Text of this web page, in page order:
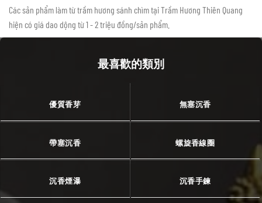
Các sản phẩm làm từ trầm hương sánh chìm tại Trầm Hương Thiên Quang
hiện có giá dao dộng từ 1 - 2 triệu đồng/sản phẩm.
最喜歡的類別
優質香芽 無塞沉香
帶塞沉香 螺旋香線圈
沉香煙瀑 沉香手鍊